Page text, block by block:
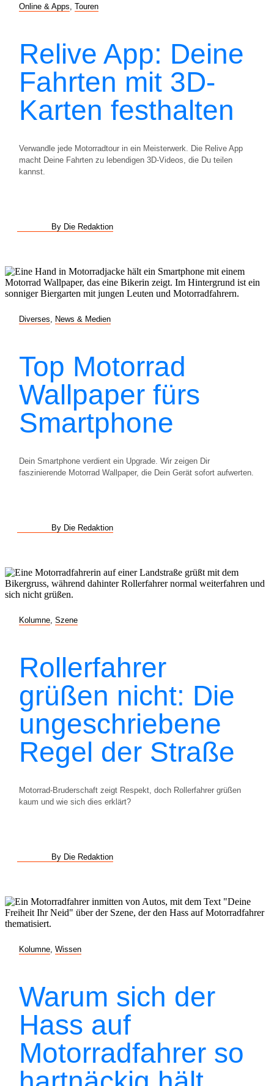
Online & Apps Touren
Relive App: Deine
Fahrten mit 3D-
Karten festhalten
Verwandle jede Motorradtour in ein Meisterwerk. Die Relive App
macht Deine Fahrten zu lebendigen 3D-Videos, die Du teilen
kannst.
By Die Redaktion
Diverses News & Medien
Top Motorrad
Wallpaper fürs
Smartphone
Dein Smartphone verdient ein Upgrade. Wir zeigen Dir
faszinierende Motorrad Wallpaper, die Dein Gerät sofort aufwerten.
By Die Redaktion
Kolumne Szene
Rollerfahrer
grüßen nicht: Die
ungeschriebene
Regel der Straße
Motorrad-Bruderschaft zeigt Respekt, doch Rollerfahrer grüßen
kaum und wie sich dies erklärt?
By Die Redaktion
Kolumne Wissen
Warum sich der
Hass auf
Motorradfahrer so